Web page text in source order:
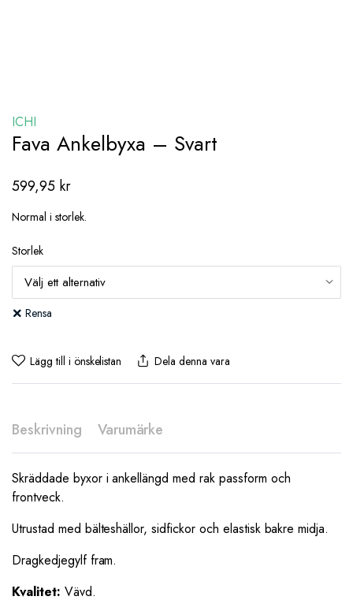
ICHI
Fava Ankelbyxa – Svart
599,95 kr
Normal i storlek.
Storlek
Rensa
Lägg till i önskelistan Dela denna vara
Beskrivning Varumärke
Skräddade byxor i ankellängd med rak passform och
frontveck.
Utrustad med bälteshällor, sidfickor och elastisk bakre midja.
Dragkedjegylf fram.
Kvalitet: Vävd.